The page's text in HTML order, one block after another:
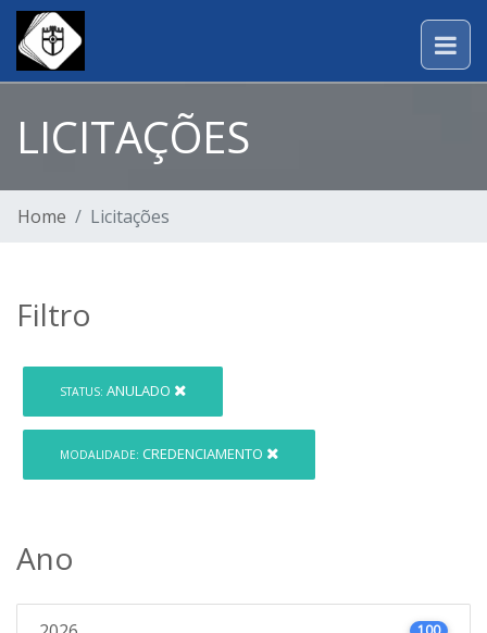
LICITAÇÕES
Home Licitações
Filtro
STATUS: ANULADO
MODALIDADE: CREDENCIAMENTO
Ano